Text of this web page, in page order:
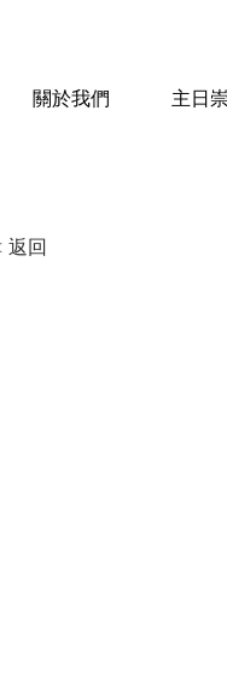
關於我們 主日
返回